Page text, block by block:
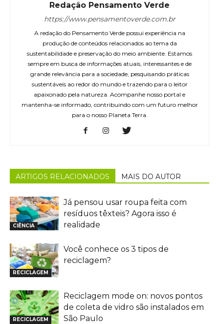
Redação Pensamento Verde
https://www.pensamentoverde.com.br
A redação do Pensamento Verde possui experiência na
produção de conteúdos relacionados ao tema da
sustentabilidade e preservação do meio ambiente. Estamos
sempre em busca de informações atuais, interessantes e de
grande relevância para a sociedade, pesquisando práticas
sustentáveis ao redor do mundo e trazendo para o leitor
apaixonado pela natureza. Acompanhe nosso portal e
mantenha-se informado, contribuindo com um futuro melhor
para o nosso Planeta Terra.
ARTIGOS RELACIONADOS MAIS DO AUTOR
CIÊNCIA
Já pensou usar roupa feita com
resíduos têxteis? Agora isso é
realidade
RECICLAGEM
Você conhece os 3 tipos de
reciclagem?
RECICLAGEM
Reciclagem mode on: novos pontos
de coleta de vidro são instalados em
São Paulo